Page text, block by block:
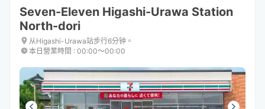
Seven-Eleven Higashi-Urawa Station
North-dori
从Higashi-Urawa站步行6分钟。
本日營業時間 : 00:00〜00:00